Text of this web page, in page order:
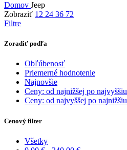
Domov Jeep
Zobraziť 12 24 36 72
Filtre
Zoradiť podľa
Obľúbenosť
Priemerné hodnotenie
Najnovšie
Ceny: od najnižšej po najvyššiu
Ceny: od najvyššej po najnižšiu
Cenový filter
Všetky